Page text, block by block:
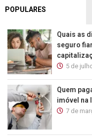
POPULARES
Quais as
seguro
5 de
Quem
imóvel na
7 de